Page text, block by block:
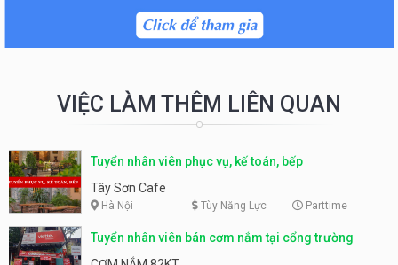
VIỆC LÀM THÊM LIÊN QUAN
Tuyển nhân viên phục vụ, kế toán, bếp
Tây Sơn Cafe
Hà Nội Tùy Năng Lực Parttime
Tuyển nhân viên bán cơm nắm tại cổng trường